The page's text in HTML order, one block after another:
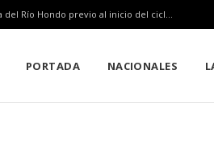
SEQ inicia descacharrización en escuelas de la Ribera del Río Hondo previo al inicio del ciclo escolar
PORTADA NACIONALES